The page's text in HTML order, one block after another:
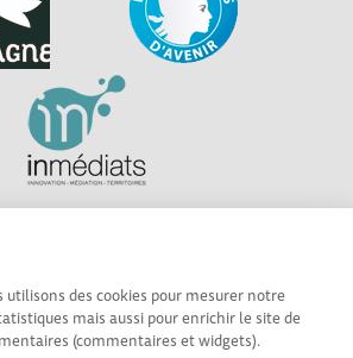
utilisons des cookies pour mesurer notre
mais aussi pour enrichir le site de
(commentaires et widgets).
rentrer en contact : Echosciences
social des amateurs et passionnés de
en Bretagne.
Creative Commons Attribution - Pas d'Utilisation